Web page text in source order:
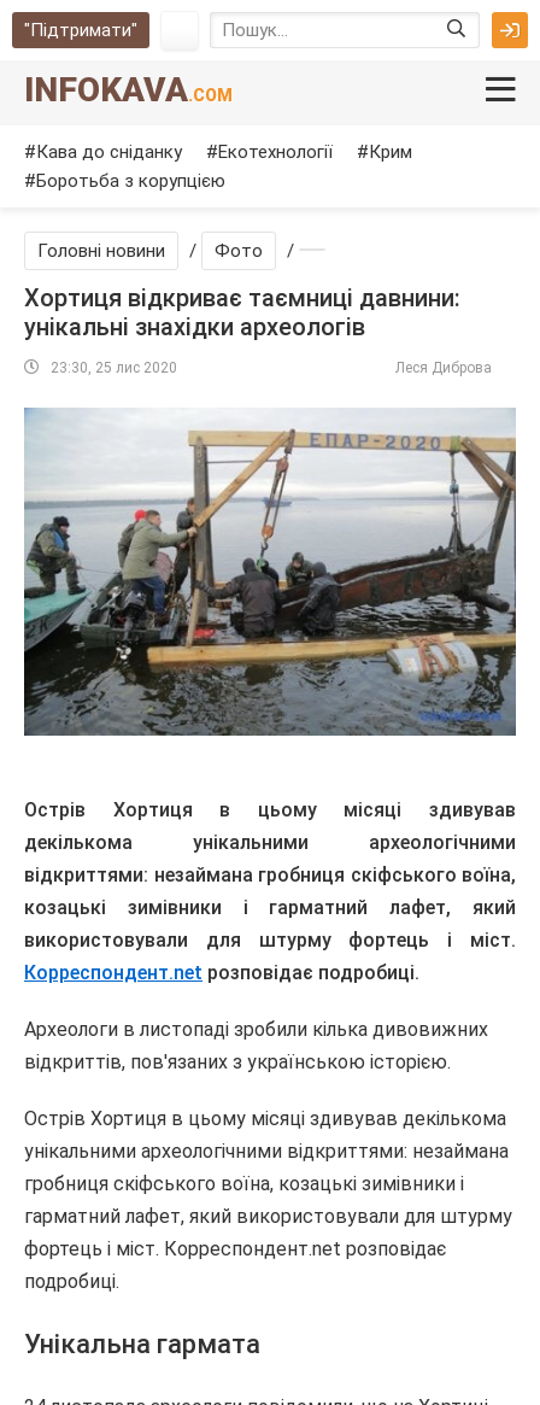
"Підтримати"
INFOKAVA.COM
Кава до сніданку Екотехнології
Крим
Боротьба з корупцією
Головні новини / Фото /
Хортиця відкриває таємниці давнини:
унікальні знахідки археологів
23:30, 25 лис 2020 Леся Диброва
Острів Хортиця в цьому місяці здивував
декількома унікальними археологічними
відкриттями: незаймана гробниця скіфського воїна,
козацькі зимівники і гарматний лафет, який
використовували для штурму фортець і міст.
Корреспондент.net розповідає подробиці.
Археологи в листопаді зробили кілька дивовижних
відкриттів, пов'язаних з українською історією.
Острів Хортиця в цьому місяці здивував декількома
унікальними археологічними відкриттями: незаймана
гробниця скіфського воїна, козацькі зимівники і
гарматний лафет, який використовували для штурму
фортець і міст. Корреспондент.net розповідає
подробиці.
Унікальна гармата